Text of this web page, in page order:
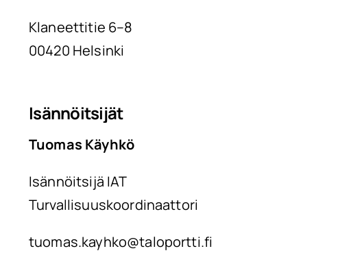
Klaneettitie 6–8
00420 Helsinki
Isännöitsijät
Tuomas Käyhkö
Isännöitsijä IAT
Turvallisuuskoordinaattori
tuomas.kayhko@taloportti.fi